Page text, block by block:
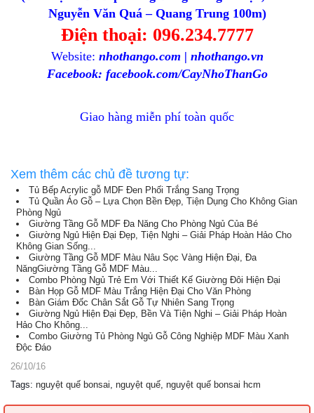
Nguyễn Văn Quá – Quang Trung 100m)
Điện thoại: 096.234.7777
Website: nhothango.com | nhothango.vn
Facebook: facebook.com/CayNhoThanGo
Giao hàng miễn phí toàn quốc
Xem thêm các chủ đề tương tự:
Tủ Bếp Acrylic gỗ MDF Đen Phối Trắng Sang Trọng
Tủ Quần Áo Gỗ – Lựa Chọn Bền Đẹp, Tiện Dụng Cho Không Gian
Phòng Ngủ
Giường Tầng Gỗ MDF Đa Năng Cho Phòng Ngủ Của Bé
Giường Ngủ Hiện Đại Đẹp, Tiện Nghi – Giải Pháp Hoàn Hảo Cho
Không Gian Sống...
Giường Tầng Gỗ MDF Màu Nâu Sọc Vàng Hiện Đại, Đa
NăngGiường Tầng Gỗ MDF Màu...
Combo Phòng Ngủ Trẻ Em Với Thiết Kế Giường Đôi Hiện Đại
Bàn Họp Gỗ MDF Màu Trắng Hiện Đại Cho Văn Phòng
Bàn Giám Đốc Chân Sắt Gỗ Tự Nhiên Sang Trọng
Giường Ngủ Hiện Đại Đẹp, Bền Và Tiện Nghi – Giải Pháp Hoàn
Hảo Cho Không...
Combo Giường Tủ Phòng Ngủ Gỗ Công Nghiệp MDF Màu Xanh
Độc Đáo
26/10/16
Tags: nguyệt quế bonsai, nguyệt quế, nguyệt quế bonsai hcm